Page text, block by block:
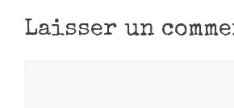
Laisser un